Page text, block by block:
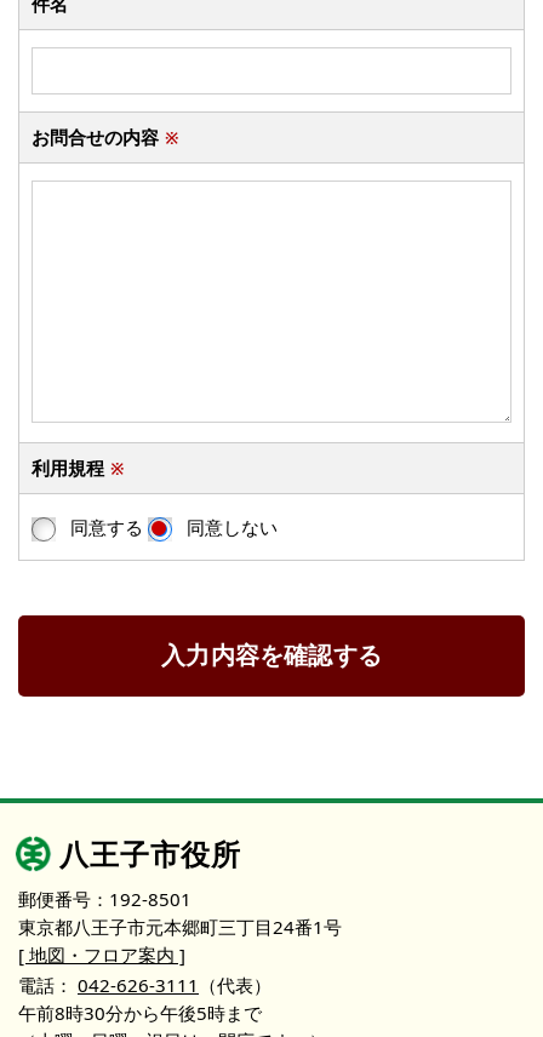
お問合せの内容 ※
利用規程 ※
同意する 同意しない
入力内容を確認する
八王子市役所
郵便番号：192-8501
東京都八王子市元本郷町三丁目24番1号
[ 地図・フロア案内 ]
電話： 042-626-3111 （代表）
午前8時30分から午後5時まで